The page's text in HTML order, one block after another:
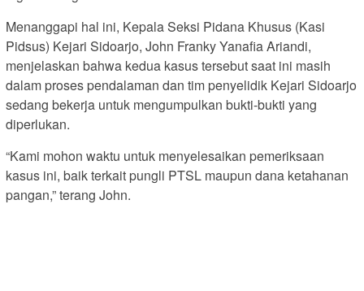
Menanggapi hal ini, Kepala Seksi Pidana Khusus (Kasi
Pidsus) Kejari Sidoarjo, John Franky Yanafia Ariandi,
menjelaskan bahwa kedua kasus tersebut saat ini masih
dalam proses pendalaman dan tim penyelidik Kejari Sidoarjo
sedang bekerja untuk mengumpulkan bukti-bukti yang
diperlukan.
“Kami mohon waktu untuk menyelesaikan pemeriksaan
kasus ini, baik terkait pungli PTSL maupun dana ketahanan
pangan,” terang John.